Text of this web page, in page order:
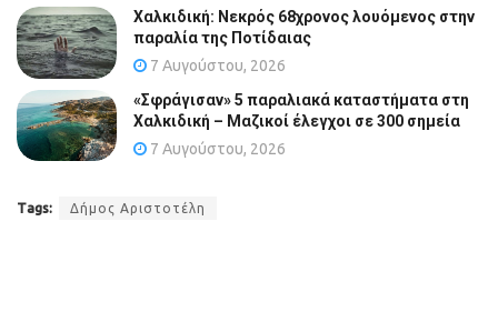
Χαλκιδική: Νεκρός 68χρονος λουόμενος στην
παραλία της Ποτίδαιας
7 Αυγούστου, 2026
«Σφράγισαν» 5 παραλιακά καταστήματα στη
Χαλκιδική – Μαζικοί έλεγχοι σε 300 σημεία
7 Αυγούστου, 2026
Tags: Δήμος Αριστοτέλη